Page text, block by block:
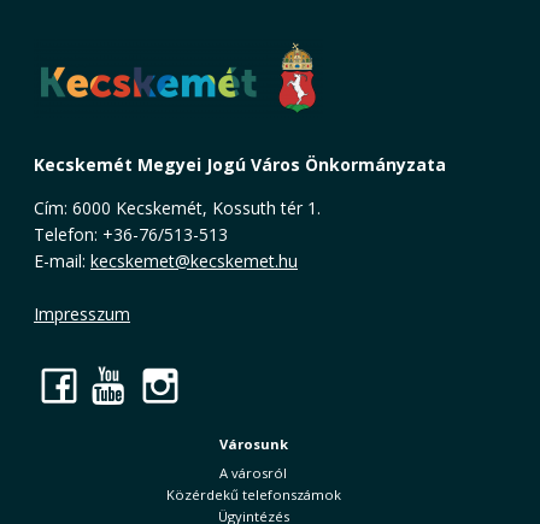
Kecskemét Megyei Jogú Város Önkormányzata
Cím: 6000 Kecskemét, Kossuth tér 1.
Telefon: +36-76/513-513
E-mail: kecskemet@kecskemet.hu
Impresszum
Facebook
YouTube
Városunk
A városról
Közérdekű telefonszámok
Ügyintézés